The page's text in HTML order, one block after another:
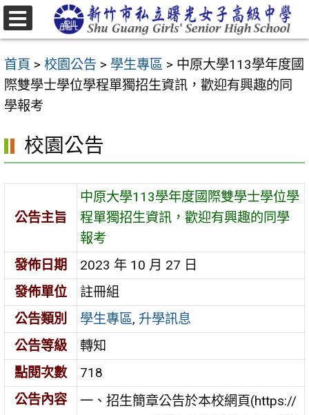
跳
至
要
內
容
首頁 > 校園公告 > 學生專區 > 中原大學113學年度國
際雙學士學位學程單獨招生資訊，歡迎有興趣的同
學報考
校園公告
公告主旨
中原大學113學年度國際雙學士學位學
程單獨招生資訊，歡迎有興趣的同學
報考
發佈日期
2023 年 10 月 27 日
發佈單位
註冊組
公告類別
學生專區, 升學訊息
公告等級
轉知
點閱次數
718
公告內容
一、招生簡章公告於本校網頁(https://
選
單